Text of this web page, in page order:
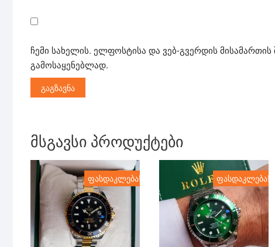
ჩემი სახელის. ელფოსტისა და ვებ-გვერდის მისამართის
გამოსაყენებლად.
მსგავსი პროდუქტები
ფასდაკლება! ფასდაკლება!